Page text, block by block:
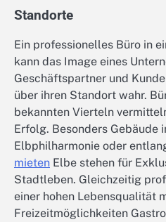
Standorte
Ein professionelles Büro in
kann das Image eines
Geschäftspartner und
über ihren Standort wahr.
bekannten Vierteln
Erfolg. Besonders Gebäude
Elbphilharmonie oder
mieten Elbe stehen für
Stadtleben. Gleichzeitig
einer hohen Lebensqualität
Freizeitmöglichkeiten